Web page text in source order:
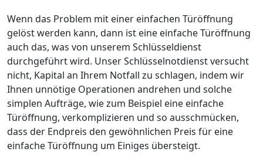
Wenn das Problem mit einer einfachen Türöffnung
gelöst werden kann, dann ist eine einfache Türöffnung
auch das, was von unserem Schlüsseldienst
durchgeführt wird. Unser Schlüsselnotdienst versucht
nicht, Kapital an Ihrem Notfall zu schlagen, indem wir
Ihnen unnötige Operationen andrehen und solche
simplen Aufträge, wie zum Beispiel eine einfache
Türöffnung, verkomplizieren und so ausschmücken,
dass der Endpreis den gewöhnlichen Preis für eine
einfache Türöffnung um Einiges übersteigt.